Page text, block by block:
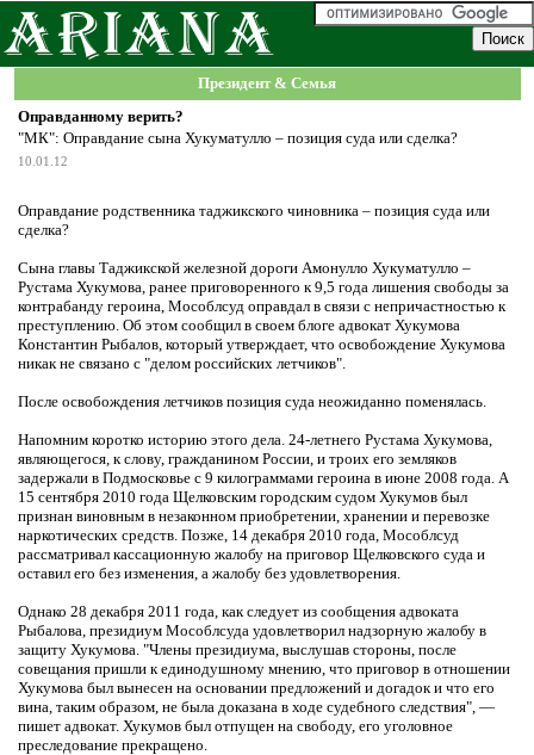
Президент & Семья
Оправданному верить?
"МК": Оправдание сына Хукуматулло – позиция суда или сделка?
10.01.12
Оправдание родственника таджикского чиновника – позиция суда или
сделка?
Сына главы Таджикской железной дороги Амонулло Хукуматулло –
Рустама Хукумова, ранее приговоренного к 9,5 года лишения свободы за
контрабанду героина, Мособлсуд оправдал в связи с непричастностью к
преступлению. Об этом сообщил в своем блоге адвокат Хукумова
Константин Рыбалов, который утверждает, что освобождение Хукумова
никак не связано с "делом российских летчиков".
После освобождения летчиков позиция суда неожиданно поменялась.
Напомним коротко историю этого дела. 24-летнего Рустама Хукумова,
являющегося, к слову, гражданином России, и троих его земляков
задержали в Подмосковье с 9 килограммами героина в июне 2008 года. А
15 сентября 2010 года Щелковским городским судом Хукумов был
признан виновным в незаконном приобретении, хранении и перевозке
наркотических средств. Позже, 14 декабря 2010 года, Мособлсуд
рассматривал кассационную жалобу на приговор Щелковского суда и
оставил его без изменения, а жалобу без удовлетворения.
Однако 28 декабря 2011 года, как следует из сообщения адвоката
Рыбалова, президиум Мособлсуда удовлетворил надзорную жалобу в
защиту Хукумова. "Члены президиума, выслушав стороны, после
совещания пришли к единодушному мнению, что приговор в отношении
Хукумова был вынесен на основании предложений и догадок и что его
вина, таким образом, не была доказана в ходе судебного следствия", —
пишет адвокат. Хукумов был отпущен на свободу, его уголовное
преследование прекращено.